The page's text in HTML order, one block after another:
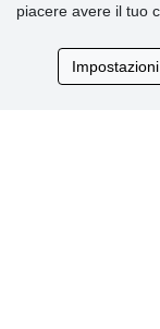
Recensioni
dei clienti
piacere avere il tuo